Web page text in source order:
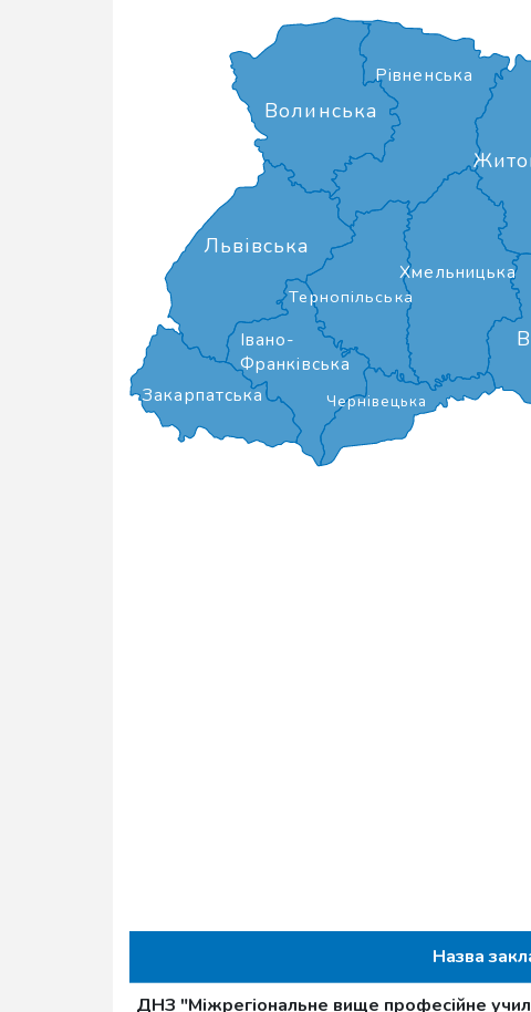
Волинська
Закарпатська
Івано-
Франківська
Львівська
Рівненська
Тернопільська
Хмельницька
Чернівецька
Назва
ДНЗ "Міжрегіональне вище професійне